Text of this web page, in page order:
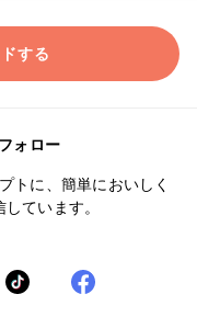
する
ォロー
トに、簡単においしく
ています。